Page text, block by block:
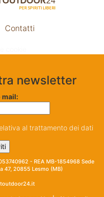
Contatti
newsletter
al trattamento dei dati
- REA MB-1854968 Sede
47, 20855 Lesmo (MB)